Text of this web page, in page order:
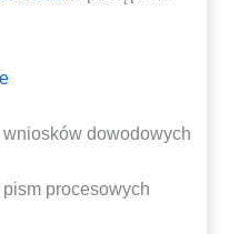
dowodowych
procesowych